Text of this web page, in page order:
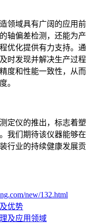
领域具有广阔的应用前
轴偏差检测，还能为产
优化提供有力支持。通
时发现并解决生产过程
度和性能一致性，从而
。
仪的推出，标志着塑
我们期待该仪器能够在
行业的持续健康发展贡
new/132.html
优势
及应用领域